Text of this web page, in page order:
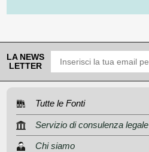
LA NEWS
LETTER
Tutte le Fonti
Servizio di consulenza legale
Chi siamo